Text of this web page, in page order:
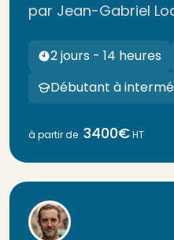
par Jean-Gabriel
2 jours - 14 heures
Débutant à
à partir de 3400€HT